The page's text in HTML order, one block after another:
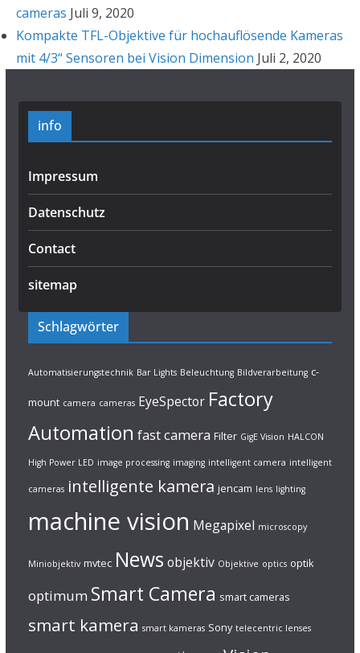
cameras Juli 9, 2020
Kompakte TFL-Objektive für hochauflösende Kameras
mit 4/3“ Sensoren bei Vision Dimension Juli 2, 2020
info
Impressum
Datenschutz
Contact
sitemap
Schlagwörter
Automatisierungstechnik Bar Lights Beleuchtung Bildverarbeitung c-
mount camera cameras EyeSpector Factory
Automation fast camera Filter GigE Vision HALCON
High Power LED image processing imaging intelligent camera intelligent
cameras intelligente kamera jencam lens lighting
machine vision Megapixel microscopy
Miniobjektiv mvtec News objektiv Objektive optics optik
optimum Smart Camera smart cameras
smart kamera smart kameras Sony telecentric lenses